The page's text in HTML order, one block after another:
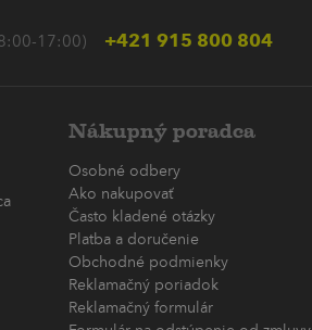
17:00) +421 915 800 804
Nákupný poradca
Osobné odbery
Ako nakupovať
Často kladené otázky
Platba a doručenie
Obchodné podmienky
Reklamačný poriadok
Reklamačný formulár